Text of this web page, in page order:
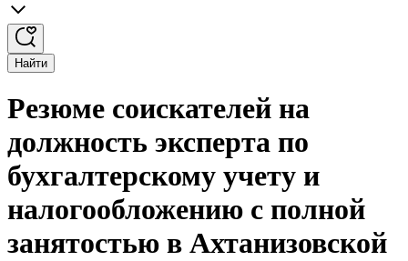
Найти
Резюме соискателей на
должность эксперта по
бухгалтерскому учету и
налогообложению с полной
занятостью в Ахтанизовской